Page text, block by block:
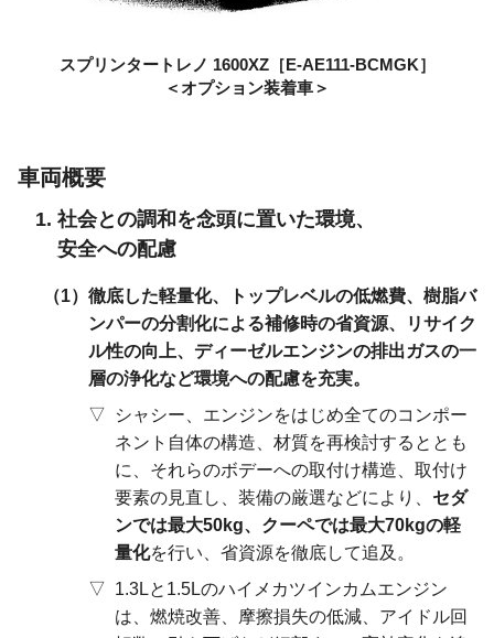
スプリンタートレノ 1600XZ［E-AE111-BCMGK］
＜オプション装着車＞
車両概要
社会との調和を念頭に置いた環境、
安全への配慮
徹底した軽量化、トップレベルの低燃費、樹脂バ
ンパーの分割化による補修時の省資源、リサイク
ル性の向上、ディーゼルエンジンの排出ガスの一
層の浄化など環境への配慮を充実。
シャシー、エンジンをはじめ全てのコンポー
ネント自体の構造、材質を再検討するととも
に、それらのボデーへの取付け構造、取付け
要素の見直し、装備の厳選などにより、 セダ
ンでは最大50kg、クーペでは最大70kgの軽
量化を行い、省資源を徹底して追及。
1.3Lと1.5Lのハイメカツインカムエンジン
は、燃焼改善、摩擦損失の低減、アイドル回